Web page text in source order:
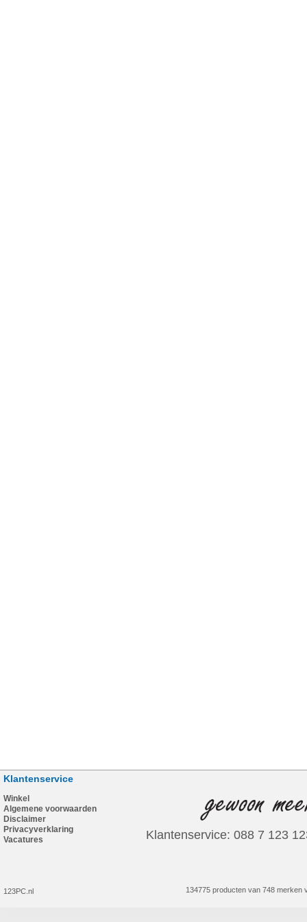
Klantenservice
Winkel
Algemene voorwaarden
Disclaimer
Privacyverklaring
Vacatures
123PC.nl
Klantenservice: 088 7 123
134775 producten van 748 merken